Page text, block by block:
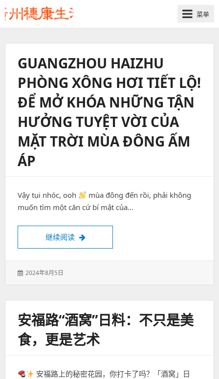
菜单
GUANGZHOU HAIZHU
PHÒNG XÔNG HƠI TIẾT LỘ!
ĐỂ MỞ KHÓA NHỮNG TẬN
HƯỞNG TUYỆT VỜI CỦA
MẶT TRỜI MÙA ĐÔNG ẤM
ÁP
​Vậy tụi nhóc, ooh
mùa đông đến rồi, phải không
muốn tìm một căn cứ bí mật của…
继续阅读 Guangzhou haizhu phòng xông hơi tiết
发
2024年8月5日
安福路“酒窝”日料：不只是美
食，更是艺术
安福路上的秘密花园，你打卡了吗？「酒窝」日